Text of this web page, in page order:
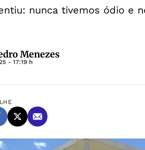
nunca tivemos ódio e
Menezes
- 17:19 h